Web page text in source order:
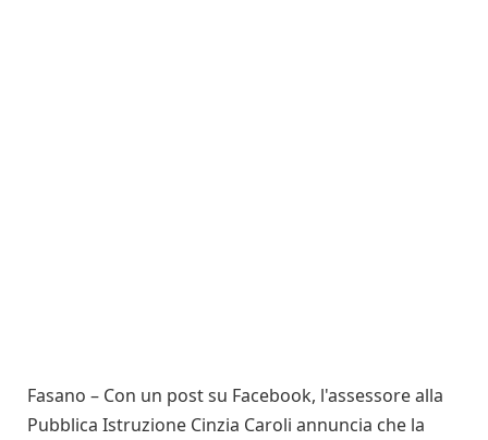
Fasano – Con un post su Facebook, l'assessore alla
Pubblica Istruzione Cinzia Caroli annuncia che la